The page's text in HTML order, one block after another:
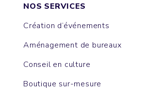
NOS SERVICES
Création d’événements
Aménagement de bureaux
Conseil en culture
Boutique sur-mesure